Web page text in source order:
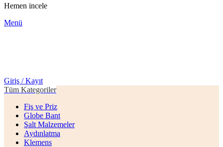
Hemen incele
Menü
Giriş / Kayıt
Tüm Kategoriler
Fiş ve Priz
Globe Bant
Şalt Malzemeler
Aydınlatma
Klemens